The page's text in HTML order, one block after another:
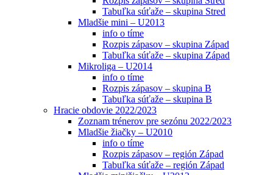
Tabuľka súťaže – skupina Stred
Mladšie mini – U2013
info o tíme
Rozpis zápasov – skupina Západ
Tabuľka súťaže – skupina Západ
Mikroliga – U2014
info o tíme
Rozpis zápasov – skupina B
Tabuľka súťaže – skupina B
Hracie obdovie 2022/2023
Zoznam trénerov pre sezónu 2022/2023
Mladšie žiačky – U2010
info o tíme
Rozpis zápasov – región Západ
Tabuľka súťaže – región Západ